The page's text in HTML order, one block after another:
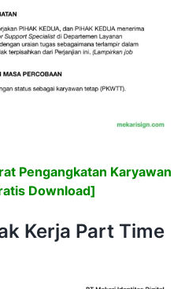
Pengangkatan Karyawan
Download]
Kerja Part Time